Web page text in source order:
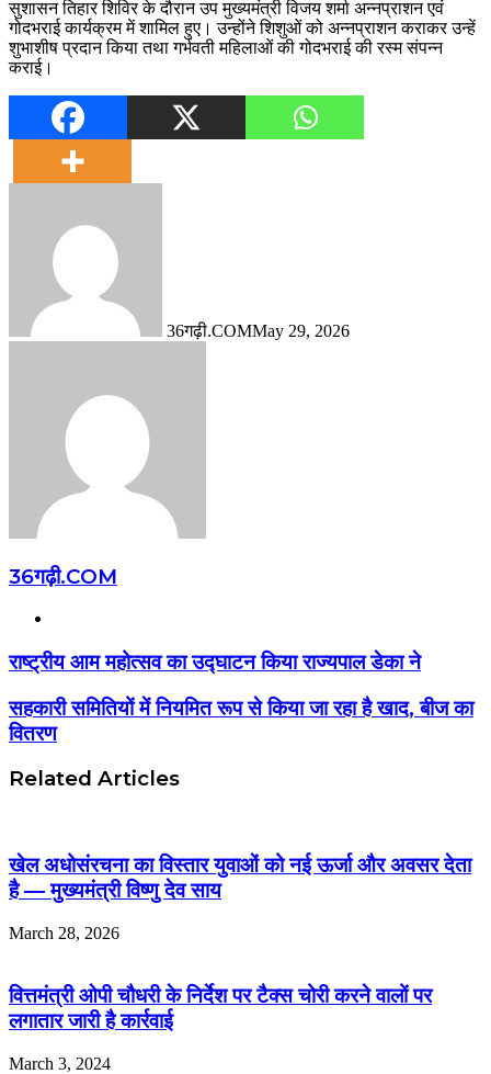
सुशासन तिहार शिविर के दौरान उप मुख्यमंत्री विजय शर्मा अन्नप्राशन एवं
गोदभराई कार्यक्रम में शामिल हुए। उन्होंने शिशुओं को अन्नप्राशन कराकर उन्हें
शुभाशीष प्रदान किया तथा गर्भवती महिलाओं की गोदभराई की रस्म संपन्न
कराई।
36गढ़ी.COMMay 29, 2026
36गढ़ी.COM
राष्ट्रीय आम महोत्सव का उद्घाटन किया राज्यपाल डेका ने
सहकारी समितियों में नियमित रूप से किया जा रहा है खाद, बीज का
वितरण
Related Articles
खेल अधोसंरचना का विस्तार युवाओं को नई ऊर्जा और अवसर देता
है — मुख्यमंत्री विष्णु देव साय
March 28, 2026
वित्तमंत्री ओपी चौधरी के निर्देश पर टैक्स चोरी करने वालों पर
लगातार जारी है कार्रवाई
March 3, 2024